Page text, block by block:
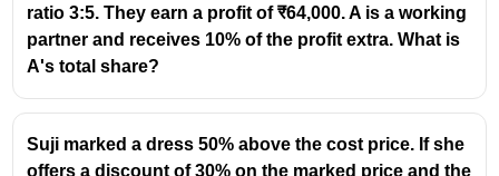
അതായത്, 110 മാമ്പഴങ്ങളുടെ വിറ്റ വില = 120
രൂപ.
ലാഭം= വിറ്റ വില - വാങ്ങിയ വില = 120 - 110 =10
ratio 3:5. They earn a profit of ₹64,000. A is a working
partner and receives 10% of the profit extra. What is
A's total share?
Suji marked a dress 50% above the cost price. If she
offers a discount of 30% on the marked price and the